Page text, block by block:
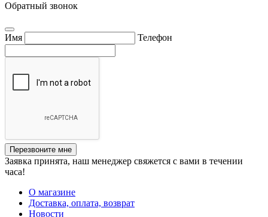
Обратный звонок
Имя Телефон
Перезвоните мне
Заявка принята, наш менеджер свяжется с вами в течении
часа!
О магазине
Доставка, оплата, возврат
Новости